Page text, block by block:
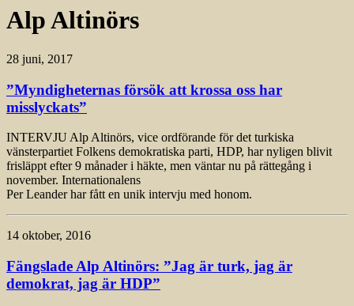
Alp Altinörs
28 juni, 2017
”Myndigheternas försök att krossa oss har
misslyckats”
INTERVJU Alp Altinörs, vice ordförande för det turkiska
vänsterpartiet Folkens demokratiska parti, HDP, har nyligen blivit
frisläppt efter 9 månader i häkte, men väntar nu på rättegång i
november. Internationalens
Per Leander har fått en unik intervju med honom.
14 oktober, 2016
Fängslade Alp Altinörs: ”Jag är turk, jag är
demokrat, jag är HDP”